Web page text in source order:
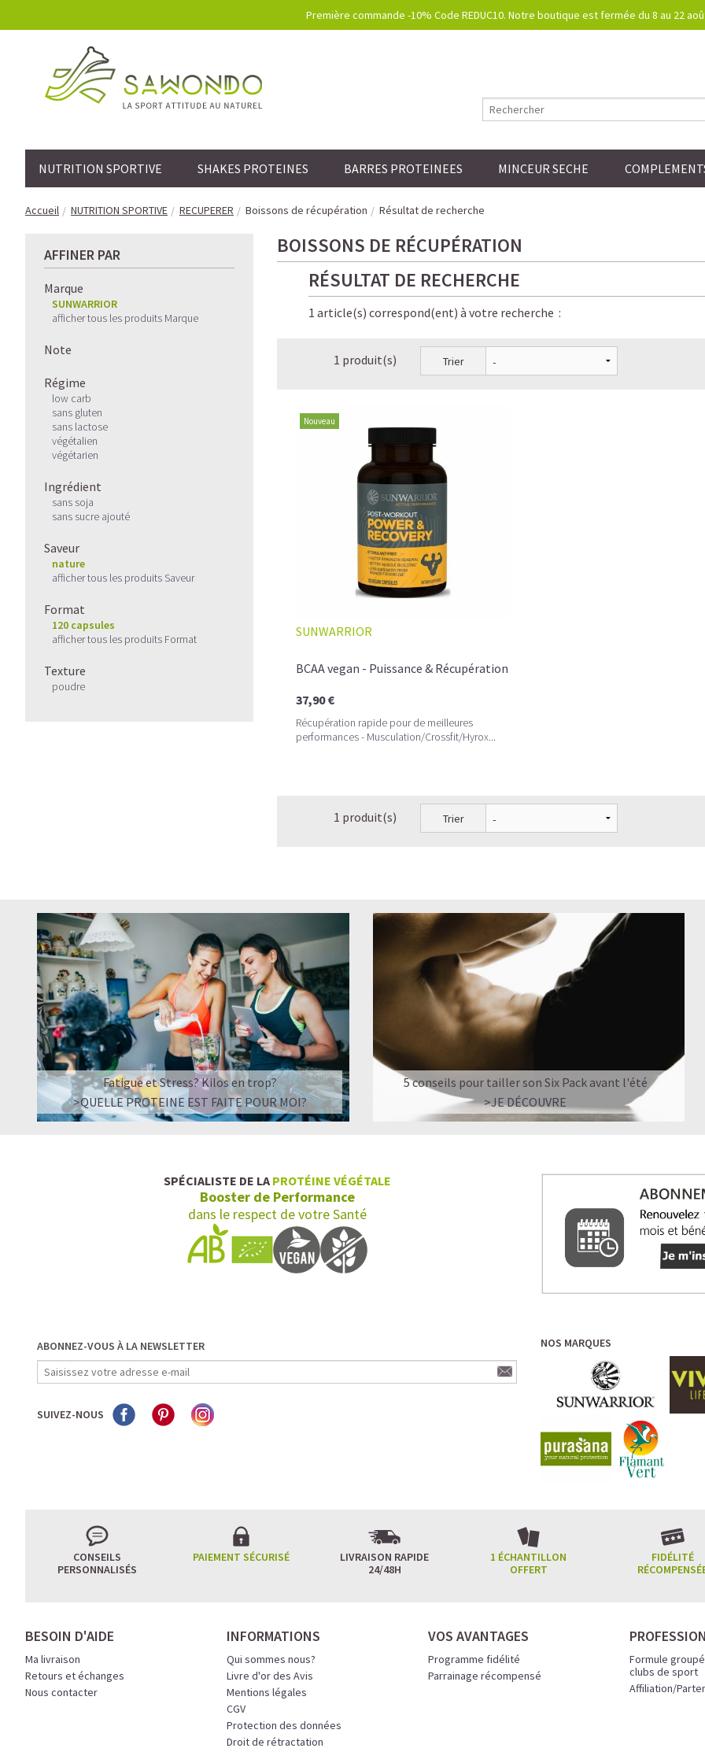
Première commande -10% Code REDUC10. Notre boutique est fermée du 8 au 22
NUTRITION SPORTIVE SHAKES PROTEINES BARRES PROTEINEES MINCEUR SECHE
Accueil NUTRITION SPORTIVE RECUPERER Boissons de récupération Résultat de recherche
AFFINER PAR
Marque
SUNWARRIOR
afficher tous les produits Marque
Note
Régime
low carb
sans gluten
sans lactose
végétalien
végétarien
Ingrédient
sans soja
sans sucre ajouté
Saveur
nature
afficher tous les produits Saveur
Format
120 capsules
afficher tous les produits Format
Texture
poudre
BOISSONS DE RÉCUPÉRATION
RÉSULTAT DE RECHERCHE
1 article(s) correspond(ent) à votre recherche :
1 produit(s) Trier
Nouveau
SUNWARRIOR
BCAA vegan - Puissance & Récupération
37,90 €
Récupération rapide pour de meilleures
performances - Musculation/Crossfit/Hyrox...
1 produit(s) Trier
Fatigue et Stress? Kilos en trop?
>QUELLE PROTEINE EST FAITE POUR MOI?
5 conseils pour tailler son Six Pack avant l'été
>JE DÉCOUVRE
SPÉCIALISTE DE LA PROTÉINE VÉGÉTALE
Booster de Performance
dans le respect de votre Santé
ABONNEZ-VOUS À LA NEWSLETTER
SUIVEZ-NOUS
NOS MARQUES
CONSEILS
PERSONNALISÉS
PAIEMENT SÉCURISÉ
LIVRAISON RAPIDE
24/48H
1 ÉCHANTILLON
OFFERT
FIDÉLITÉ
BESOIN D'AIDE
Ma livraison
Retours et échanges
Nous contacter
INFORMATIONS
Qui sommes nous?
Livre d'or des Avis
Mentions légales
CGV
Protection des données
Droit de rétractation
VOS AVANTAGES
Programme fidélité
Parrainage récompensé
Formule
clubs de sport
Affiliation/